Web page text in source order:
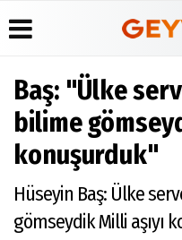
Üye Paneli
Haber
Arşivi
Günün
Haberleri
Baş: "Ülke
bilime
konuşurduk"
Hüseyin Baş: Ülke
gömseydik Milli aşıyı